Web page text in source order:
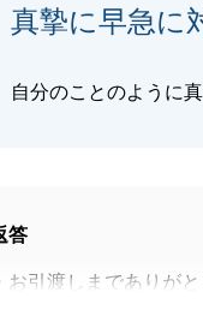
真摯に早急に
自分のことのように
答
お引渡しまでありがと